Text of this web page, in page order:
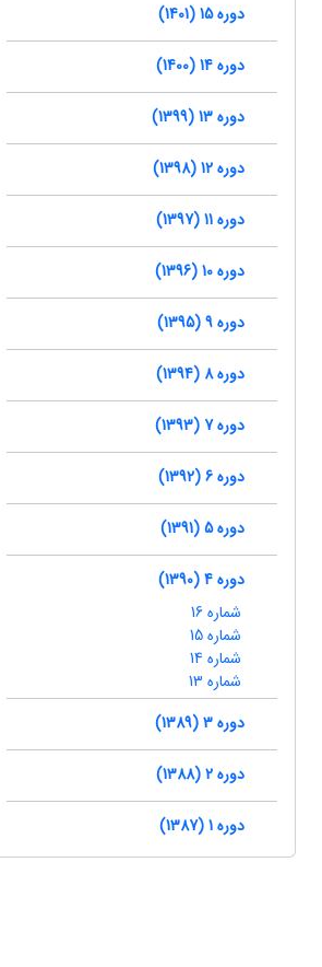
دوره 15 (1401)
دوره 14 (1400)
دوره 13 (1399)
دوره 12 (1398)
دوره 11 (1397)
دوره 10 (1396)
دوره 9 (1395)
دوره 8 (1394)
دوره 7 (1393)
دوره 6 (1392)
دوره 5 (1391)
دوره 4 (1390)
شماره 16
شماره 15
شماره 14
شماره 13
دوره 3 (1389)
دوره 2 (1388)
دوره 1 (1387)